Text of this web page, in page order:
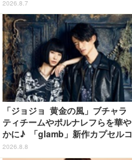
ゃう!?
2026.8.7
「ジョジョ 黄金の風」ブチャラ
ティチームやポルナレフらを華や
かに♪ 「glamb」新作カプセルコ
レクション登場
2026.8.8